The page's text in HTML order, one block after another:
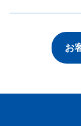
お